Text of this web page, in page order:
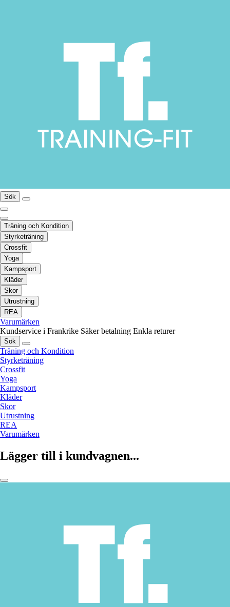
Sök
Träning och Kondition
Styrketräning
Crossfit
Yoga
Kampsport
Kläder
Skor
Utrustning
REA
Varumärken
Kundservice i Frankrike Säker betalning Enkla returer
Sök
Träning och Kondition
Styrketräning
Crossfit
Yoga
Kampsport
Kläder
Skor
Utrustning
REA
Varumärken
Lägger till i kundvagnen...